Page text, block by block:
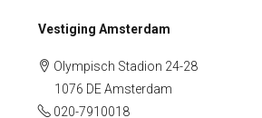
Vestiging Amsterdam
Olympisch Stadion 24-28
1076 DE Amsterdam
020-7910018